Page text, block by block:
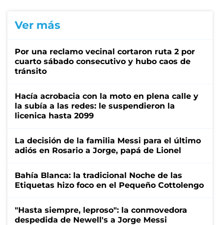
Ver más
Por una reclamo vecinal cortaron ruta 2 por
cuarto sábado consecutivo y hubo caos de
tránsito
Hacía acrobacia con la moto en plena calle y
la subía a las redes: le suspendieron la
licenica hasta 2099
La decisión de la familia Messi para el último
adiós en Rosario a Jorge, papá de Lionel
Bahía Blanca: la tradicional Noche de las
Etiquetas hizo foco en el Pequeño Cottolengo
"Hasta siempre, leproso": la conmovedora
despedida de Newell's a Jorge Messi